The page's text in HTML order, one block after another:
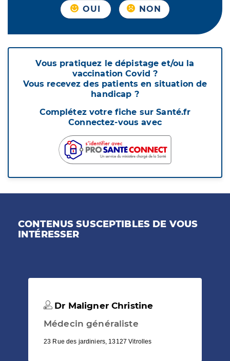
OUI NON
Vous pratiquez le dépistage et/ou la
vaccination Covid ?
Vous recevez des patients en situation de
handicap ?
Complétez votre fiche sur Santé.fr
Connectez-vous avec
CONTENUS SUSCEPTIBLES DE VOUS
INTÉRESSER
Dr Maligner Christine
Médecin généraliste
23 Rue des jardiniers, 13127 Vitrolles